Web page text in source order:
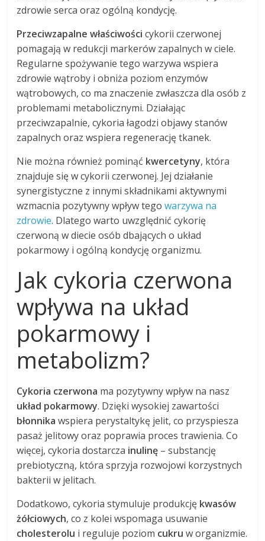
zdrowie serca oraz ogólną kondycję.
Przeciwzapalne właściwości cykorii czerwonej
pomagają w redukcji markerów zapalnych w ciele.
Regularne spożywanie tego warzywa wspiera
zdrowie wątroby i obniża poziom enzymów
wątrobowych, co ma znaczenie zwłaszcza dla osób z
problemami metabolicznymi. Działając
przeciwzapalnie, cykoria łagodzi objawy stanów
zapalnych oraz wspiera regenerację tkanek.
Nie można również pominąć kwercetyny, która
znajduje się w cykorii czerwonej. Jej działanie
synergistyczne z innymi składnikami aktywnymi
wzmacnia pozytywny wpływ tegowarzywa na
zdrowie. Dlatego warto uwzględnić cykorię
czerwoną w diecie osób dbających o układ
pokarmowy i ogólną kondycję organizmu.
Jak cykoria czerwona
wpływa na układ
pokarmowy i
metabolizm?
Cykoria czerwona ma pozytywny wpływ na nasz
układ pokarmowy. Dzięki wysokiej zawartości
błonnika wspiera perystaltykę jelit, co przyspiesza
pasaż jelitowy oraz poprawia proces trawienia. Co
więcej, cykoria dostarcza inulinę – substancję
prebiotyczną, która sprzyja rozwojowi korzystnych
bakterii w jelitach.
Dodatkowo, cykoria stymuluje produkcję kwasów
żółciowych, co z kolei wspomaga usuwanie
cholesterolu i reguluje poziom cukru w organizmie.